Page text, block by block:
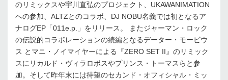
のリミックスや宇川直弘のプロジェクト、UKAWANIMATION
への参加、ALTZとのコラボ、DJ NOBU名義では初となるア
ナログEP「011e.p.」をリリース。 またジャーマン・ロック
の伝説的コラボレーションの続編となるデーター・モービウ
ス とマニ・ノイマイヤーによる『ZERO SET II』のリミック
スにリカルド・ヴィラロボスやプリンス・トーマスらと参
加。そして昨年末には待望のセカンド・オフィシャル・ミッ